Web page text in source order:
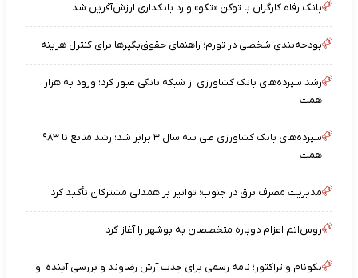
بانک رفاه کارگران با توکن «تکو» وارد بانکداری ارزش‌آفرین شد
بودجه‌بندی شخصی در تورم؛ راهنمای حقوق‌بگیرها برای کنترل هزینه
رشد سپرده‌های بانک کشاورزی از شبکه بانکی عبور کرد؛ ورود به هزار
همت
سپرده‌های بانک کشاورزی طی سه سال ۳ برابر شد؛ رشد منابع تا ۹۸۳
همت
مدیریت مصرف برق در جنوب؛ توانیر بر همدلی مشترکان تأکید کرد
روس‌اتم اعزام دوباره متخصصان به بوشهر را آغاز کرد
نکونام و تراکتور؛ نامه رسمی برای جذب آرش رضاوند و بررسی آینده او